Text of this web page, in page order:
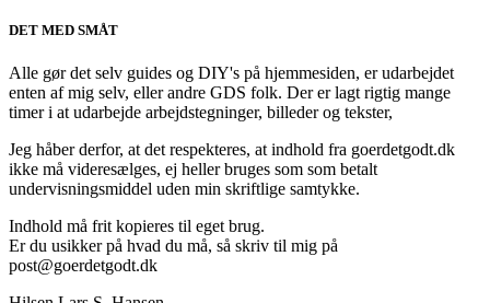
DET MED SMÅT
Alle gør det selv guides og DIY's på hjemmesiden, er udarbejdet
enten af mig selv, eller andre GDS folk. Der er lagt rigtig mange
timer i at udarbejde arbejdstegninger, billeder og tekster,
Jeg håber derfor, at det respekteres, at indhold fra goerdetgodt.dk
ikke må videresælges, ej heller bruges som som betalt
undervisningsmiddel uden min skriftlige samtykke.
Indhold må frit kopieres til eget brug.
Er du usikker på hvad du må, så skriv til mig på
post@goerdetgodt.dk